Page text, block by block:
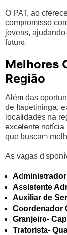
O PAT, ao
compromisso
jovens,
futuro.
Melhores
Região
Além das
de Itapetininga,
localidades na
excelente notícia
que buscam
As vagas
Administrador
Assistente
Auxiliar de
Coordenador
Granjeiro-
Tratorista-